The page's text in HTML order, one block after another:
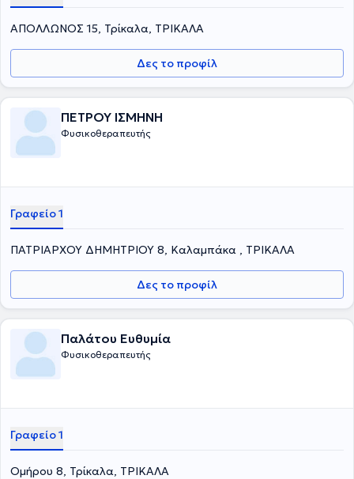
ΑΠΟΛΛΩΝΟΣ 15, Τρίκαλα, ΤΡΙΚΑΛΑ
Δες το προφίλ
ΠΕΤΡΟΥ ΙΣΜΗΝΗ
Φυσικοθεραπευτής
Γραφείο 1
ΠΑΤΡΙΑΡΧΟΥ ΔΗΜΗΤΡΙΟΥ 8, Καλαμπάκα , ΤΡΙΚΑΛΑ
Δες το προφίλ
Παλάτου Ευθυμία
Φυσικοθεραπευτής
Γραφείο 1
Ομήρου 8, Τρίκαλα, ΤΡΙΚΑΛΑ